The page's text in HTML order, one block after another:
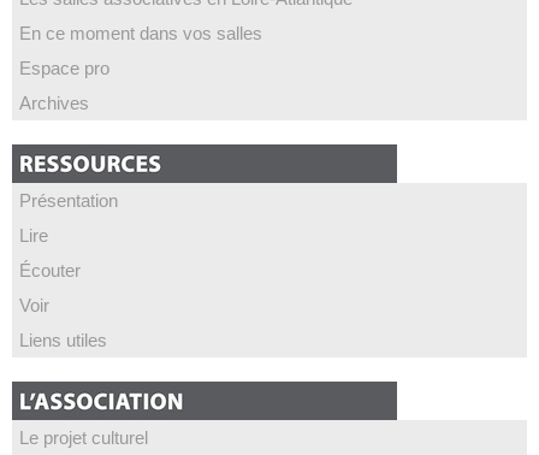
En ce moment dans vos salles
Espace pro
Archives
Présentation
Lire
Écouter
Voir
Liens utiles
Le projet culturel